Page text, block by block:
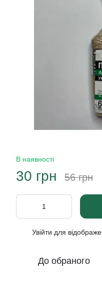
В наявності
30 грн 56 грн
Увійти для
До обраного